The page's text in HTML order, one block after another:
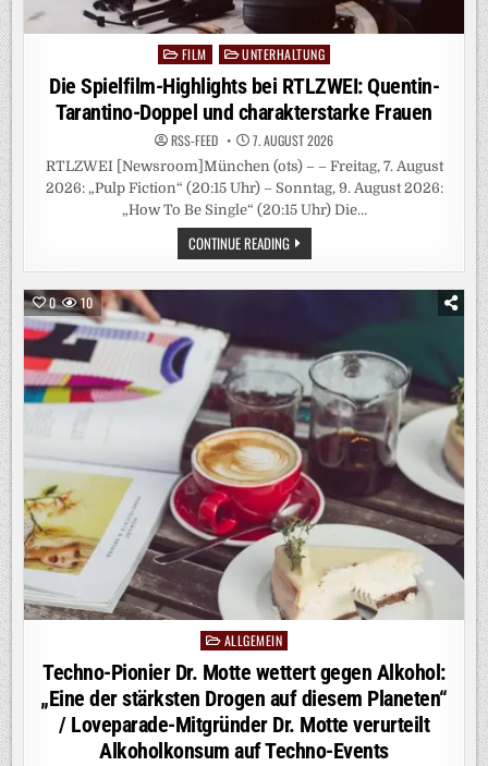
Posted
in
FILM UNTERHALTUNG
Die Spielfilm-Highlights bei RTLZWEI: Quentin-
Tarantino-Doppel und charakterstarke Frauen
RSS-FEED 7. AUGUST 2026
RTLZWEI [Newsroom]München (ots) – – Freitag, 7. August
2026: „Pulp Fiction“ (20:15 Uhr) – Sonntag, 9. August 2026:
„How To Be Single“ (20:15 Uhr) Die…
CONTINUE READINGDIE
SPIELFILM-
HIGHLIGHTS
BEI
UND
CHARAKTERSTARKE
FRAUEN
0 10
Posted
in
ALLGEMEIN
Techno-Pionier Dr. Motte wettert gegen Alkohol:
„Eine der stärksten Drogen auf diesem Planeten“
/ Loveparade-Mitgründer Dr. Motte verurteilt
Alkoholkonsum auf Techno-Events